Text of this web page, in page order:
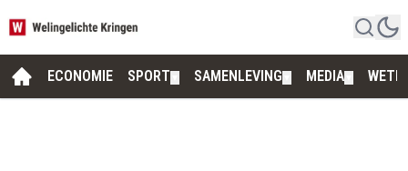
ECONOMIE SPORT SAMENLEVING MEDIA